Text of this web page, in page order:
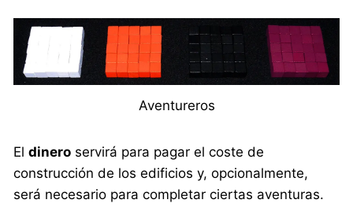
Aventureros
Eldinero servirá para pagar el coste de
construcción de los edificios y, opcionalmente,
será necesario para completar ciertas aventuras.